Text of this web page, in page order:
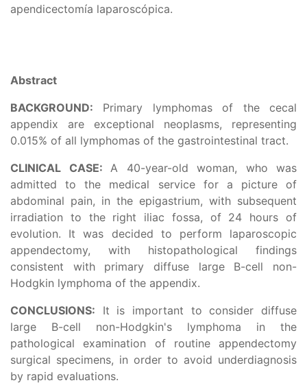
apendicectomía laparoscópica.
Abstract
BACKGROUND: Primary lymphomas of the cecal
appendix are exceptional neoplasms, representing
0.015% of all lymphomas of the gastrointestinal tract.
CLINICAL CASE: A 40-year-old woman, who was
admitted to the medical service for a picture of
abdominal pain, in the epigastrium, with subsequent
irradiation to the right iliac fossa, of 24 hours of
evolution. It was decided to perform laparoscopic
appendectomy, with histopathological findings
consistent with primary diffuse large B-cell non-
Hodgkin lymphoma of the appendix.
CONCLUSIONS: It is important to consider diffuse
large B-cell non-Hodgkin's lymphoma in the
pathological examination of routine appendectomy
surgical specimens, in order to avoid underdiagnosis
by rapid evaluations.